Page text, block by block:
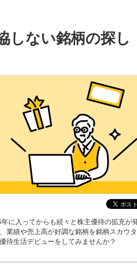
しない銘柄の探し
に入ってからも続々と株主優待の拡充が
業績や売上高が好調な銘柄を銘柄スカウ
待生活デビューをしてみませんか？